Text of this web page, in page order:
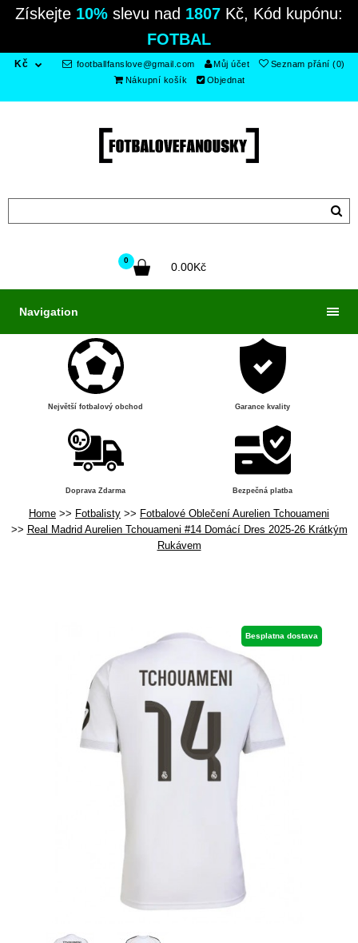
Získejte 10% slevu nad 1807 Kč, Kód kupónu:
FOTBAL
Kč footballfanslove@gmail.com Můj účet
Seznam přání (0)
Nákupní košík
Objednat
0
0.00Kč
Navigation
Největší fotbalový obchod Garance kvality
Doprava Zdarma Bezpečná platba
Home Fotbalisty
Fotbalové Oblečení Aurelien Tchouameni
Real Madrid Aurelien Tchouameni #14 Domácí Dres 2025-26 Krátkým
Rukávem
Besplatna dostava